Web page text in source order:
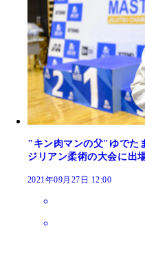
"キン肉マンの父"ゆでた
ジリアン柔術の大会に出
2021年09月27日 12:00